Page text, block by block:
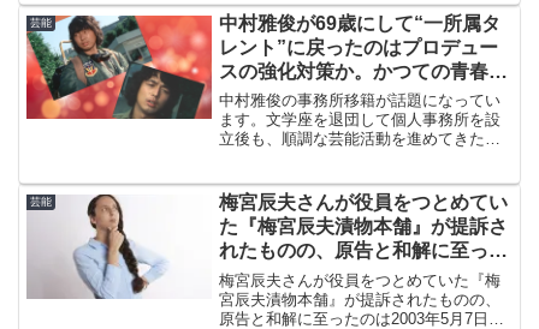
芸能
中村雅俊が69歳にして“一所属タ
レント”に戻ったのはプロデュー
スの強化対策か。かつての青春ス
ターは明日を向き再スタート
中村雅俊の事務所移籍が話題になってい
ます。文学座を退団して個人事務所を設
立後も、順調な芸能活動を進めてきたよ
した。やはり理由は、プロデュースの強
化対策のようです。
芸能
梅宮辰夫さんが役員をつとめてい
た『梅宮辰夫漬物本舗』が提訴さ
れたものの、原告と和解に至った
のは2003年5月7日のことです
梅宮辰夫さんが役員をつとめていた『梅
宮辰夫漬物本舗』が提訴されたものの、
原告と和解に至ったのは2003年5月7日の